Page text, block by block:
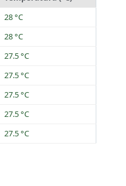
28 °C
28 °C
27.5 °C
27.5 °C
27.5 °C
27.5 °C
27.5 °C